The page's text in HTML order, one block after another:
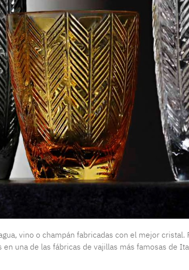
vino o champán fabricadas con el mejor
en una de las fábricas de vajillas más famosas de